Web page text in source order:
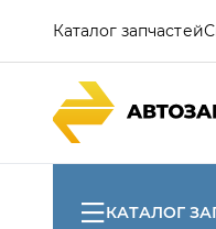
Каталог запчастей
КАТАЛОГ